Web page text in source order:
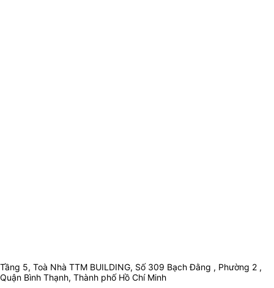
Tầng 5, Toà Nhà TTM BUILDING, Số 309 Bạch Đằng , Phường 2 ,
Quận Bình Thạnh, Thành phố Hồ Chí Minh